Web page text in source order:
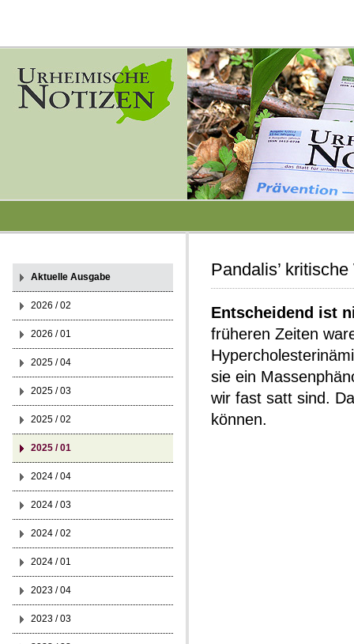
Pandalis’
Entscheidend ist
früheren Zeiten
sie ein
wir fast satt sind.
können.
Aktuelle Ausgabe
2026 / 02
2026 / 01
2025 / 04
2025 / 03
2025 / 02
2025 / 01
2024 / 04
2024 / 03
2024 / 02
2024 / 01
2023 / 04
2023 / 03